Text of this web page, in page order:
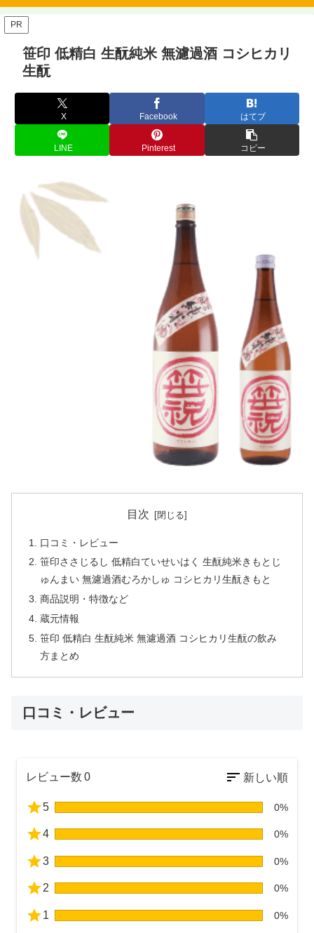
PR
笹印 低精白 生酛純米 無濾過酒 コシヒカリ
生酛
X Facebook はてブ
LINE Pinterest コピー
目次
口コミ・レビュー
笹印ささじるし 低精白ていせいはく 生酛純米きもとじ
ゅんまい 無濾過酒むろかしゅ コシヒカリ生酛きもと
商品説明・特徴など
蔵元情報
笹印 低精白 生酛純米 無濾過酒 コシヒカリ生酛の飲み
方まとめ
口コミ・レビュー
レビュー数 0
5 0%
4 0%
3 0%
2 0%
1 0%